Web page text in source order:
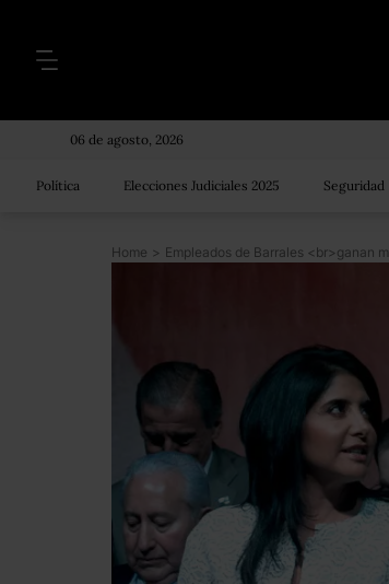
06 de agosto, 2026
Política Elecciones Judiciales 2025 Seguridad
Home >